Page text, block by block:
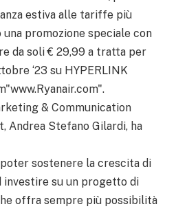
estiva alle tariffe più
una promozione speciale con
da soli € 29,99 a tratta per
‘23 su HYPERLINK
& Communication
Andrea Stefano Gilardi, ha
sostenere la crescita di
investire su un progetto di
offra sempre più possibilità